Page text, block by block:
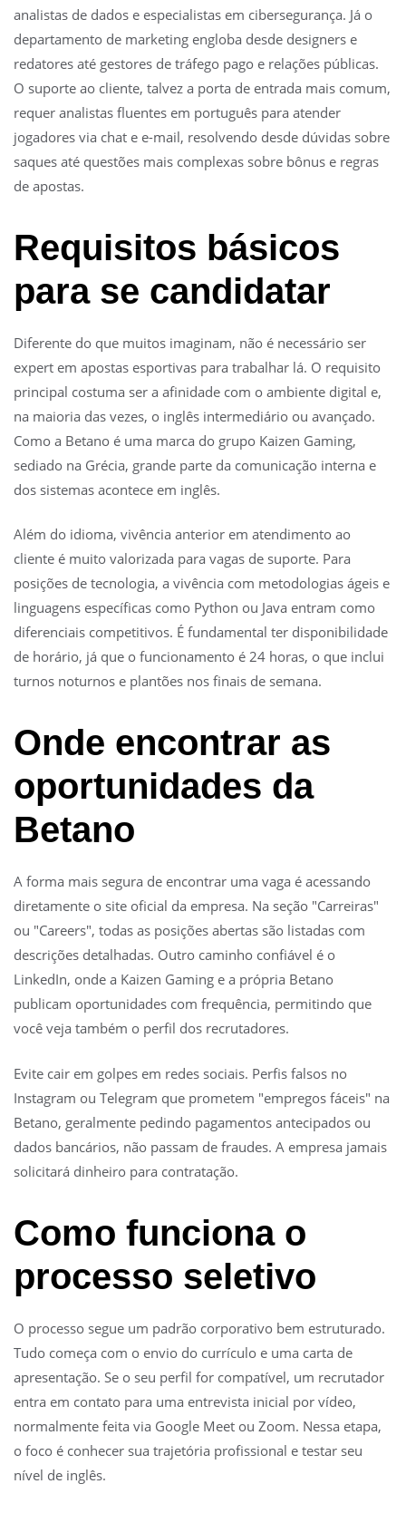
analistas de dados e especialistas em cibersegurança. Já o
departamento de marketing engloba desde designers e
redatores até gestores de tráfego pago e relações públicas.
O suporte ao cliente, talvez a porta de entrada mais comum,
requer analistas fluentes em português para atender
jogadores via chat e e-mail, resolvendo desde dúvidas sobre
saques até questões mais complexas sobre bônus e regras
de apostas.
Requisitos básicos
para se candidatar
Diferente do que muitos imaginam, não é necessário ser
expert em apostas esportivas para trabalhar lá. O requisito
principal costuma ser a afinidade com o ambiente digital e,
na maioria das vezes, o inglês intermediário ou avançado.
Como a Betano é uma marca do grupo Kaizen Gaming,
sediado na Grécia, grande parte da comunicação interna e
dos sistemas acontece em inglês.
Além do idioma, vivência anterior em atendimento ao
cliente é muito valorizada para vagas de suporte. Para
posições de tecnologia, a vivência com metodologias ágeis e
linguagens específicas como Python ou Java entram como
diferenciais competitivos. É fundamental ter disponibilidade
de horário, já que o funcionamento é 24 horas, o que inclui
turnos noturnos e plantões nos finais de semana.
Onde encontrar as
oportunidades da
Betano
A forma mais segura de encontrar uma vaga é acessando
diretamente o site oficial da empresa. Na seção "Carreiras"
ou "Careers", todas as posições abertas são listadas com
descrições detalhadas. Outro caminho confiável é o
LinkedIn, onde a Kaizen Gaming e a própria Betano
publicam oportunidades com frequência, permitindo que
você veja também o perfil dos recrutadores.
Evite cair em golpes em redes sociais. Perfis falsos no
Instagram ou Telegram que prometem "empregos fáceis" na
Betano, geralmente pedindo pagamentos antecipados ou
dados bancários, não passam de fraudes. A empresa jamais
solicitará dinheiro para contratação.
Como funciona o
processo seletivo
O processo segue um padrão corporativo bem estruturado.
Tudo começa com o envio do currículo e uma carta de
apresentação. Se o seu perfil for compatível, um recrutador
entra em contato para uma entrevista inicial por vídeo,
normalmente feita via Google Meet ou Zoom. Nessa etapa,
o foco é conhecer sua trajetória profissional e testar seu
nível de inglês.